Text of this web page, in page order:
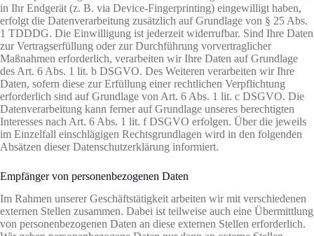
in Ihr Endgerät (z. B. via Device-Fingerprinting) eingewilligt haben,
erfolgt die Datenverarbeitung zusätzlich auf Grundlage von § 25 Abs.
1 TDDDG. Die Einwilligung ist jederzeit widerrufbar. Sind Ihre Daten
zur Vertragserfüllung oder zur Durchführung vorvertraglicher
Maßnahmen erforderlich, verarbeiten wir Ihre Daten auf Grundlage
des Art. 6 Abs. 1 lit. b DSGVO. Des Weiteren verarbeiten wir Ihre
Daten, sofern diese zur Erfüllung einer rechtlichen Verpflichtung
erforderlich sind auf Grundlage von Art. 6 Abs. 1 lit. c DSGVO. Die
Datenverarbeitung kann ferner auf Grundlage unseres berechtigten
Interesses nach Art. 6 Abs. 1 lit. f DSGVO erfolgen. Über die jeweils
im Einzelfall einschlägigen Rechtsgrundlagen wird in den folgenden
Absätzen dieser Datenschutzerklärung informiert.
Empfänger von personenbezogenen Daten
Im Rahmen unserer Geschäftstätigkeit arbeiten wir mit verschiedenen
externen Stellen zusammen. Dabei ist teilweise auch eine Übermittlung
von personenbezogenen Daten an diese externen Stellen erforderlich.